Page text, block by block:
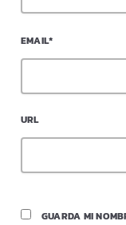
EMAIL*
URL
GUARDA MI